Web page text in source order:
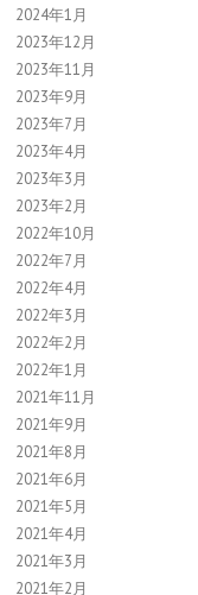
2024年1月
2023年12月
2023年11月
2023年9月
2023年7月
2023年4月
2023年3月
2023年2月
2022年10月
2022年7月
2022年4月
2022年3月
2022年2月
2022年1月
2021年11月
2021年9月
2021年8月
2021年6月
2021年5月
2021年4月
2021年3月
2021年2月